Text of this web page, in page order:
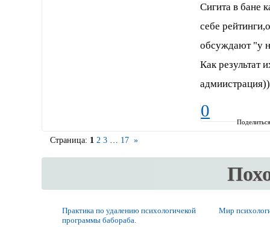
Сигита в бане
себе
обсуждают "у
Как результат
0
Страница: 1 2 3 17 »
Практика по удалению психологичекой
программы бабораба.
Мир